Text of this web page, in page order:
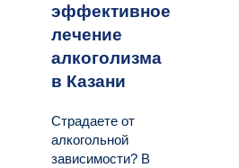
эффективное
лечение
алкоголизма
в Казани
Страдаете от
алкогольной
зависимости? В